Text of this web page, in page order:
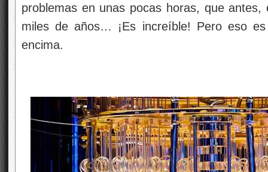
problemas en unas pocas horas, que
miles de años… ¡Es increíble! Pero eso
encima.